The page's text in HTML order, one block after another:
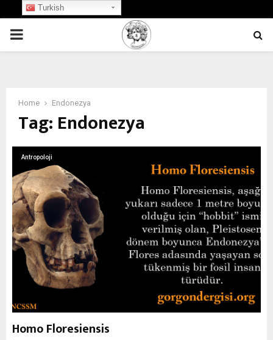
PRIMARY
Home Endonezya
Tag: Endonezya
Antropoloji
Homo Floresiensis
Turkish